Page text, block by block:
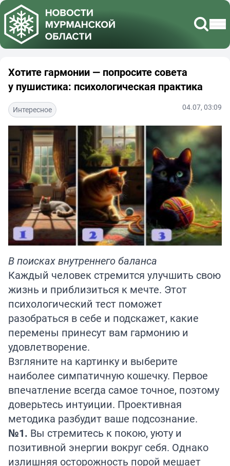
Хотите гармонии — попросите совета
у пушистика: психологическая практика
Интересное 04.07, 03:09
В поисках внутреннего баланса
Каждый человек стремится улучшить свою
жизнь и приблизиться к мечте. Этот
психологический тест поможет
разобраться в себе и подскажет, какие
перемены принесут вам гармонию и
удовлетворение.
Взгляните на картинку и выберите
наиболее симпатичную кошечку. Первое
впечатление всегда самое точное, поэтому
доверьтесь интуиции. Проективная
методика разбудит ваше подсознание.
№1. Вы стремитесь к покою, уюту и
позитивной энергии вокруг себя. Однако
излишняя осторожность порой мешает